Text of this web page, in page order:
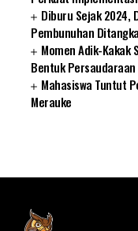
Diburu Sejak 2024,
Pembunuhan
Momen Adik-Kakak
Bentuk
Mahasiswa Tuntut
Merauke